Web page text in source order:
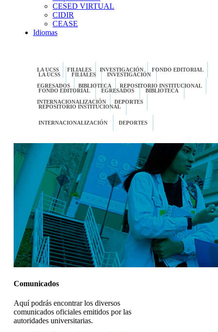
CESED VIRTUAL
CIDIR
CEASE
Idiomas
LA UCSS FILIALES INVESTIGACIÓN FONDO EDITORIAL
EGRESADOS BIBLIOTECA REPOSITORIO INSTITUCIONAL
INTERNACIONALIZACIÓN DEPORTES
LA UCSS FILIALES INVESTIGACIÓN
FONDO EDITORIAL EGRESADOS BIBLIOTECA
REPOSITORIO INSTITUCIONAL
INTERNACIONALIZACIÓN DEPORTES
Comunicados
Aquí podrás encontrar los diversos
comunicados oficiales emitidos por las
autoridades universitarias.